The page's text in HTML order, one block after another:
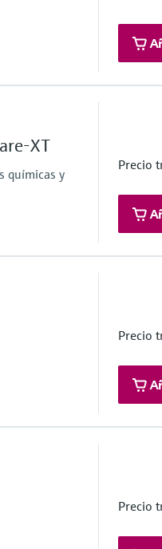
nominal pipe sizes on request
XT
químicas y
Precio
Precio
Precio